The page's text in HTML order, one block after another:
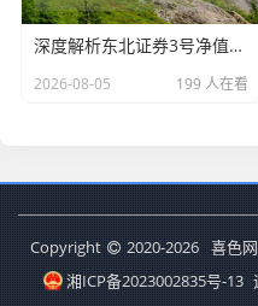
深度解析东北证券3号净值走势，震荡市下的投资逻辑与未来展望东北证券3号净值多少
2026-08-05 199 人在看
Copyright 2020-2026 喜色
湘ICP备2023002835号-13